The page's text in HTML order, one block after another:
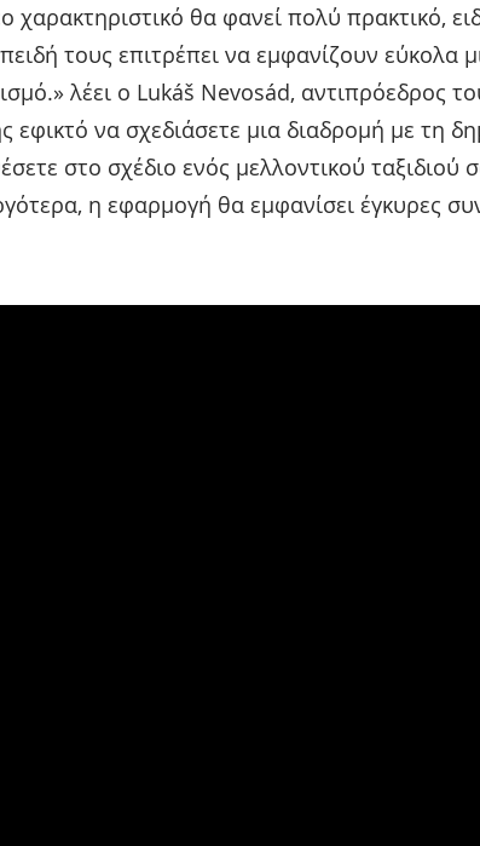
θα φανεί πολύ πρακτικό,
τους επιτρέπει να εμφανίζουν εύκολα
λέει ο Lukáš Nevosád, αντιπρόεδρος
εφικτό να σχεδιάσετε μια διαδρομή με τη
στο σχέδιο ενός μελλοντικού ταξιδιού
η εφαρμογή θα εμφανίσει έγκυρες